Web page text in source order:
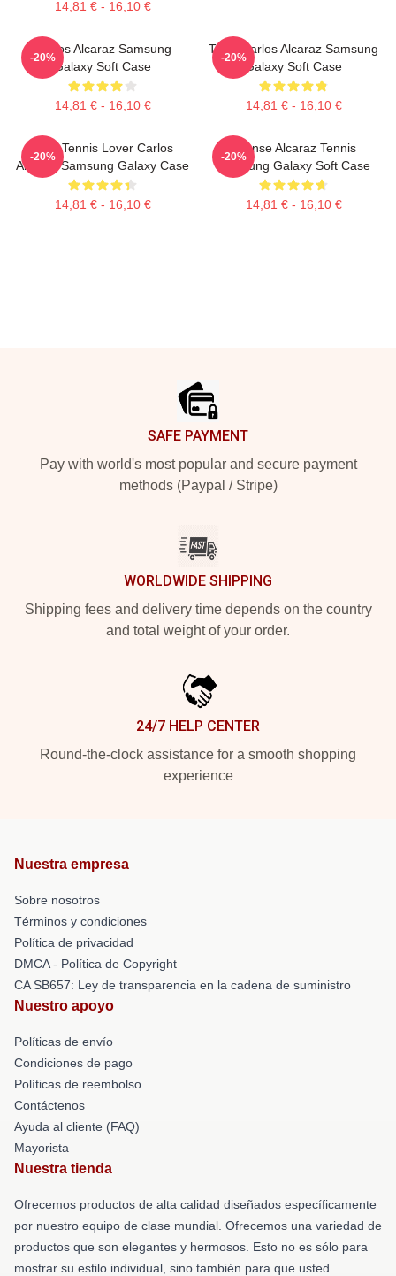
14,81 € - 16,10 €
Carlos Alcaraz Samsung
Galaxy Soft Case
14,81 € - 16,10 €
-20%
Tenis Carlos Alcaraz Samsung
Galaxy Soft Case
14,81 € - 16,10 €
-20%
Girls Tennis Lover Carlos
Alcaraz Samsung Galaxy Case
14,81 € - 16,10 €
-20%
Intense Alcaraz Tennis
Samsung Galaxy Soft Case
14,81 € - 16,10 €
-20%
SAFE PAYMENT
Pay with world's most popular and secure payment
methods (Paypal / Stripe)
WORLDWIDE SHIPPING
Shipping fees and delivery time depends on the country
and total weight of your order.
24/7 HELP CENTER
Round-the-clock assistance for a smooth shopping
experience
Nuestra empresa
Sobre nosotros
Términos y condiciones
Política de privacidad
DMCA - Política de Copyright
CA SB657: Ley de transparencia en la cadena de suministro
Nuestro apoyo
Políticas de envío
Condiciones de pago
Políticas de reembolso
Contáctenos
Ayuda al cliente (FAQ)
Mayorista
Nuestra tienda
Ofrecemos productos de alta calidad diseñados específicamente
por nuestro equipo de clase mundial. Ofrecemos una variedad de
productos que son elegantes y hermosos. Esto no es sólo para
mostrar su estilo individual, sino también para que usted